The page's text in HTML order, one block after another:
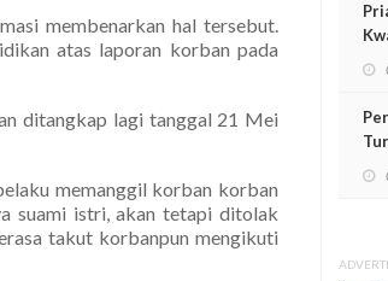
membenarkan hal tersebut.
atas laporan korban pada
ditangkap lagi tanggal 21 Mei
memanggil korban korban
suami istri, akan tetapi ditolak
takut korbanpun mengikuti